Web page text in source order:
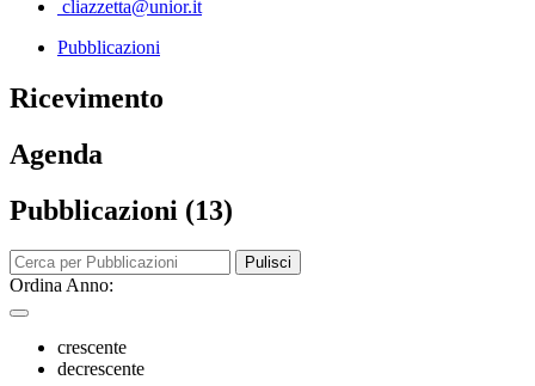
cliazzetta@unior.it
Pubblicazioni
Ricevimento
Agenda
Pubblicazioni (13)
Pulisci
Ordina Anno:
crescente
decrescente